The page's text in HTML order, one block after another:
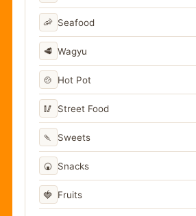
🦐 Seafood
🥩 Wagyu
🍲 Hot Pot
🥢 Street Food
🍡 Sweets
🍘 Snacks
🍓 Fruits